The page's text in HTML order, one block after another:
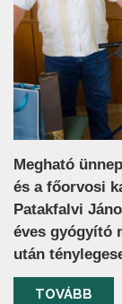
Megható
és a főorvosi
Patakfalvi
éves gyógyító
után
TOVÁBB